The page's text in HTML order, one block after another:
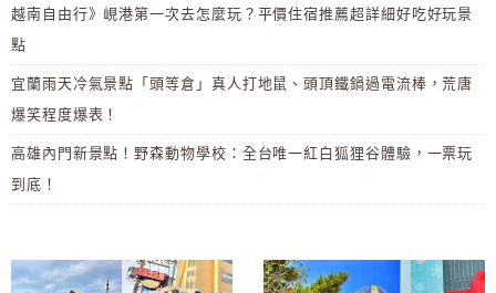
越南自由行》峴港第一次去怎麼玩？平價住宿推薦超詳細好吃好玩景
點
宜蘭雨天冷氣景點「頭等倉」真人打地鼠、頭頂鐵鍋過電流棒，荒唐
爆笑程度爆表！
高雄內門新景點！野森動物學校：全台唯一紅白狐狸谷體驗，一票玩
到底！